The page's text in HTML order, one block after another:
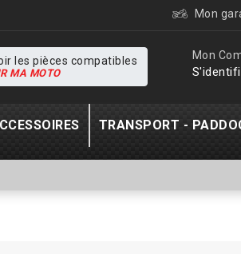
Mon
Mon
les pièces compatibles
MA MOTO
TRANSPORT -